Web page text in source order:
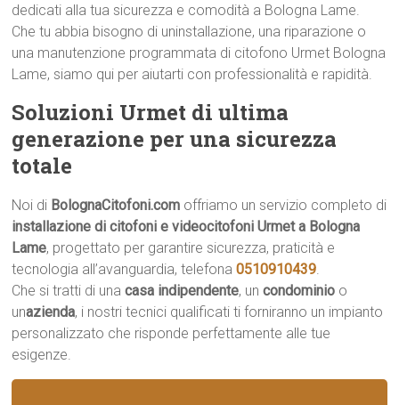
dedicati alla tua sicurezza e comodità a Bologna Lame.
Che tu abbia bisogno di uninstallazione, una riparazione o
una manutenzione programmata di citofono Urmet Bologna
Lame, siamo qui per aiutarti con professionalità e rapidità.
Soluzioni Urmet di ultima
generazione per una sicurezza
totale
Noi di BolognaCitofoni.com offriamo un servizio completo di
installazione di citofoni e videocitofoni Urmet a Bologna
Lame, progettato per garantire sicurezza, praticità e
tecnologia all’avanguardia, telefona0510910439.
Che si tratti di unacasa indipendente, uncondominio o
unazienda, i nostri tecnici qualificati ti forniranno un impianto
personalizzato che risponde perfettamente alle tue
esigenze.